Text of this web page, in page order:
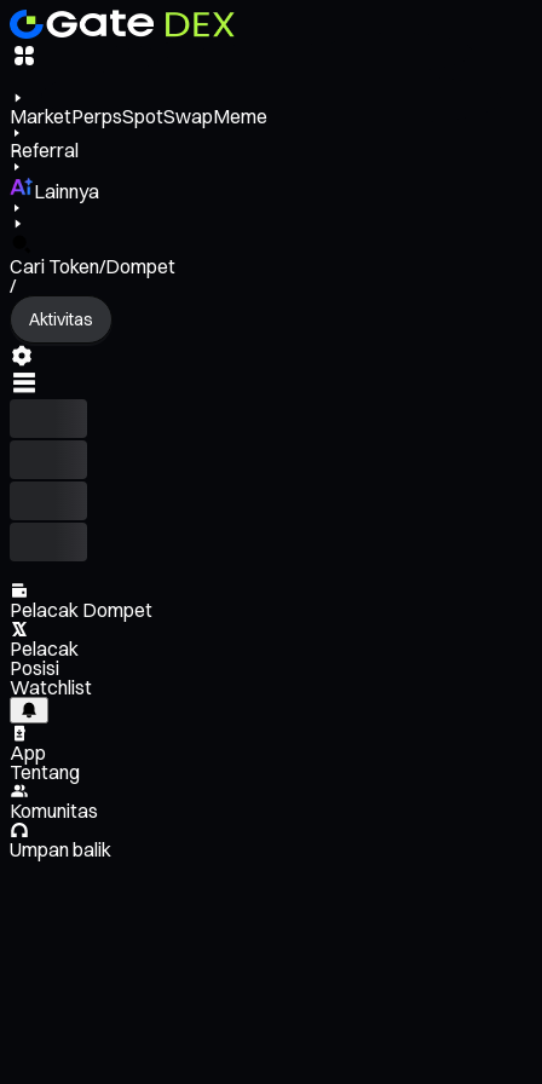
MarketPerpsSpotSwapMeme
Referral
Lainnya
Cari Token/Dompet
/
Aktivitas
Pelacak Dompet
Pelacak
Posisi
Watchlist
App
Tentang
Komunitas
Umpan balik